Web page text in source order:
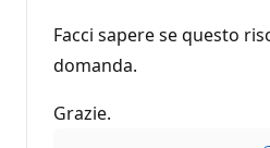
Facci sapere se questo
domanda.
Grazie.